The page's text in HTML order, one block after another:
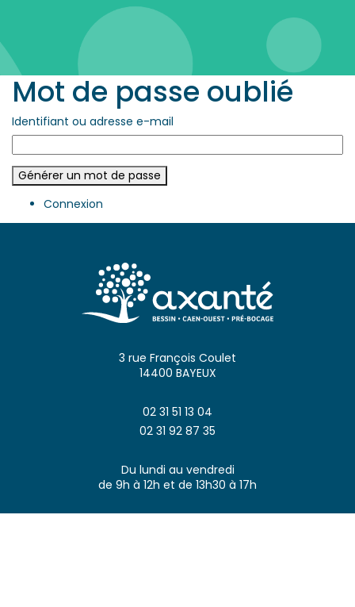
Mot de passe oublié
Identifiant ou adresse e-mail
Générer un mot de passe
Connexion
3 rue François Coulet
14400 BAYEUX
02 31 51 13 04
02 31 92 87 35
Du lundi au vendredi
de 9h à 12h et de 13h30 à 17h